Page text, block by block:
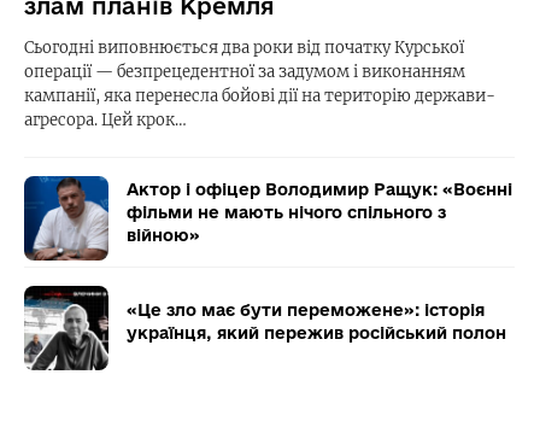
злам планів Кремля
Сьогодні виповнюється два роки від початку Курської
операції — безпрецедентної за задумом і виконанням
кампанії, яка перенесла бойові дії на територію держави-
агресора. Цей крок…
Актор і офіцер Володимир Ращук: «Воєнні
фільми не мають нічого спільного з
війною»
«Це зло має бути переможене»: історія
українця, який пережив російський полон